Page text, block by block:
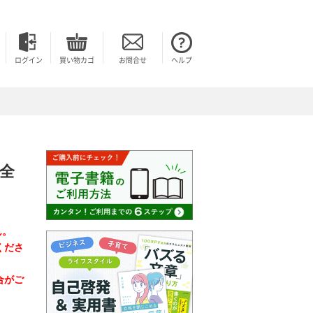
ログイン 買い物カゴ お問合せ ヘルプ
ださ
がご